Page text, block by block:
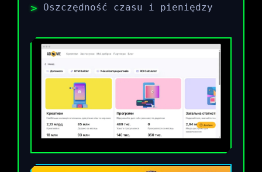
Oszczędność czasu i pieniędzy